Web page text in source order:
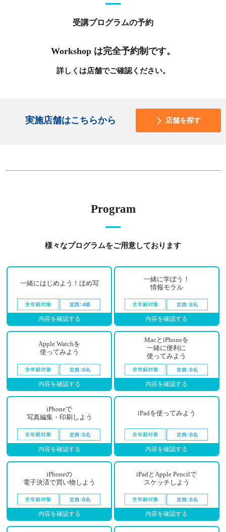
受講プログラムの予約
Workshop は完全予約制です。
詳しくは店舗でご確認ください。
実施店舗はこちらから 店舗を探す
Program
様々なプログラムをご用意しております
一緒にはじめよう！ほめ写
内容を確認する
一緒に学ぼう！
情報モラル
内容を確認する
Apple Watchを
使ってみよう
内容を確認する
MacとiPhoneを
一緒に便利に
使ってみよう
内容を確認する
iPhoneで
写真編集・印刷しよう
内容を確認する
iPadを使ってみよう
内容を確認する
iPhoneの
電子決済で買い物しよう
内容を確認する
iPadとApple Pencilで
スケッチしよう
内容を確認する